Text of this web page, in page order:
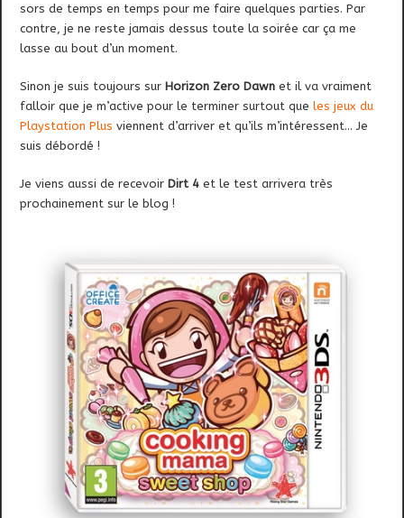
sors de temps en temps pour me faire quelques parties. Par
contre, je ne reste jamais dessus toute la soirée car ça me
lasse au bout d’un moment.
Sinon je suis toujours surHorizon Zero Dawn et il va vraiment
falloir que je m’active pour le terminer surtout queles jeux du
Playstation Plus viennent d’arriver et qu’ils m’intéressent… Je
suis débordé !
Je viens aussi de recevoirDirt 4 et le test arrivera très
prochainement sur le blog !